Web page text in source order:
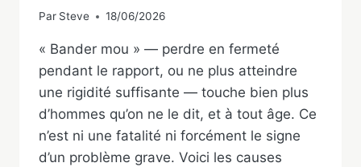
Par Steve 18/06/2026
« Bander mou » — perdre en fermeté
pendant le rapport, ou ne plus atteindre
une rigidité suffisante — touche bien plus
d’hommes qu’on ne le dit, et à tout âge. Ce
n’est ni une fatalité ni forcément le signe
d’un problème grave. Voici les causes